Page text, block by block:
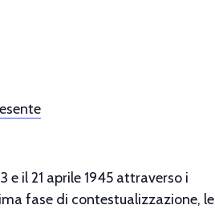
il 21 aprile 1945 attraverso i
fase di contestualizzazione, le